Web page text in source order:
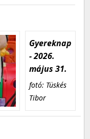
Gyereknap
- 2026.
május 31.
fotó: Tüskés
Tibor